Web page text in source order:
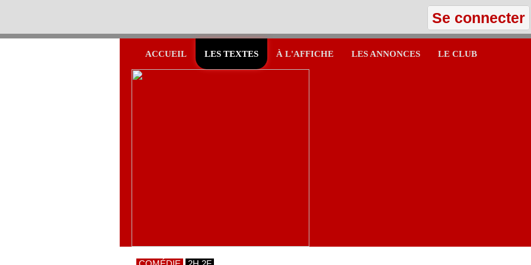
Se connecter
ACCUEIL LES TEXTES À L'AFFICHE LES ANNONCES LE CLUB